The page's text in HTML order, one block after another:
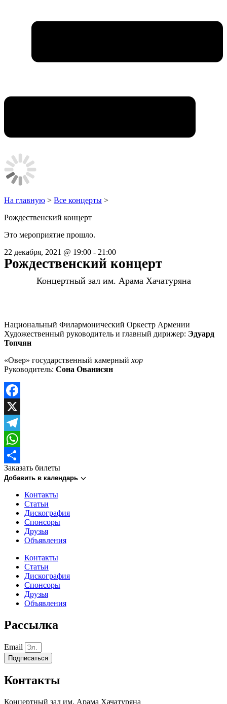
На главную > Все концерты >
Рождественский концерт
Это мероприятие прошло.
22 декабря, 2021 @ 19:00 - 21:00
Рождественский концерт
Концертный зал им. Арама Хачатуряна
Национальный Филармонический Оркестр Армении
Художественный руководитель и главный дирижер: Эдуард
Топчян
«Овер» государственный камерный хор
Руководитель: Сона Ованисян
Facebook
X
Telegram
WhatsApp
Отправить
Заказать билеты
Добавить в календарь
Контакты
Статьи
Дискография
Спонсоры
Друзья
Объявления
Контакты
Статьи
Дискография
Спонсоры
Друзья
Объявления
Рассылка
Email
Подписаться
Контакты
Концертный зал им. Арама Хачатуряна